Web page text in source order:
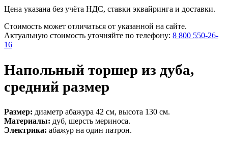
Цена указана без учёта НДС, ставки эквайринга и доставки.
Стоимость может отличаться от указанной на сайте.
Актуальную стоимость уточняйте по телефону: 8 800 550-26-
16
Напольный торшер из дуба,
средний размер
Размер: диаметр абажура 42 см, высота 130 см.
Материалы: дуб, шерсть мериноса.
Электрика: абажур на один патрон.